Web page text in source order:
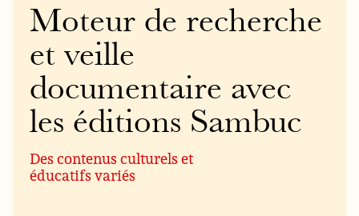
Moteur de recherche
et veille
documentaire avec
les éditions Sambuc
Des contenus culturels et
éducatifs variés